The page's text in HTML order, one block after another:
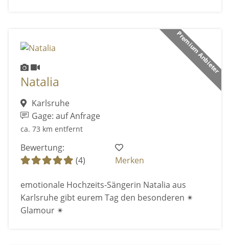
Premium Anbieter
Natalia
Karlsruhe
Gage: auf Anfrage
ca. 73 km entfernt
Bewertung:
(4)
Merken
emotionale Hochzeits-Sängerin Natalia aus
Karlsruhe gibt eurem Tag den besonderen ✴
Glamour ✴